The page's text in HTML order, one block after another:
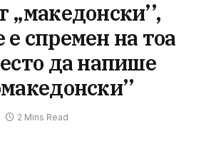
„македонски’’,
спремен на тоа
да напише
2 Mins Read